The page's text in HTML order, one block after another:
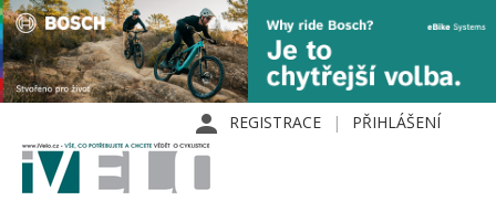
REGISTRACE PŘIHLÁŠENÍ